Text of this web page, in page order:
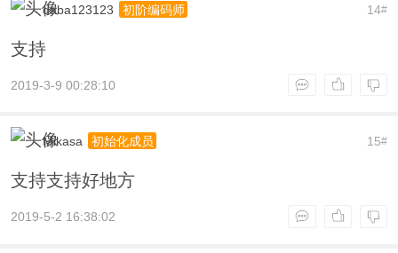
14#
daba123123 初阶编码师
支持
2019-3-9 00:28:10
15#
Mikasa 初始化成员
支持支持好地方
2019-5-2 16:38:02